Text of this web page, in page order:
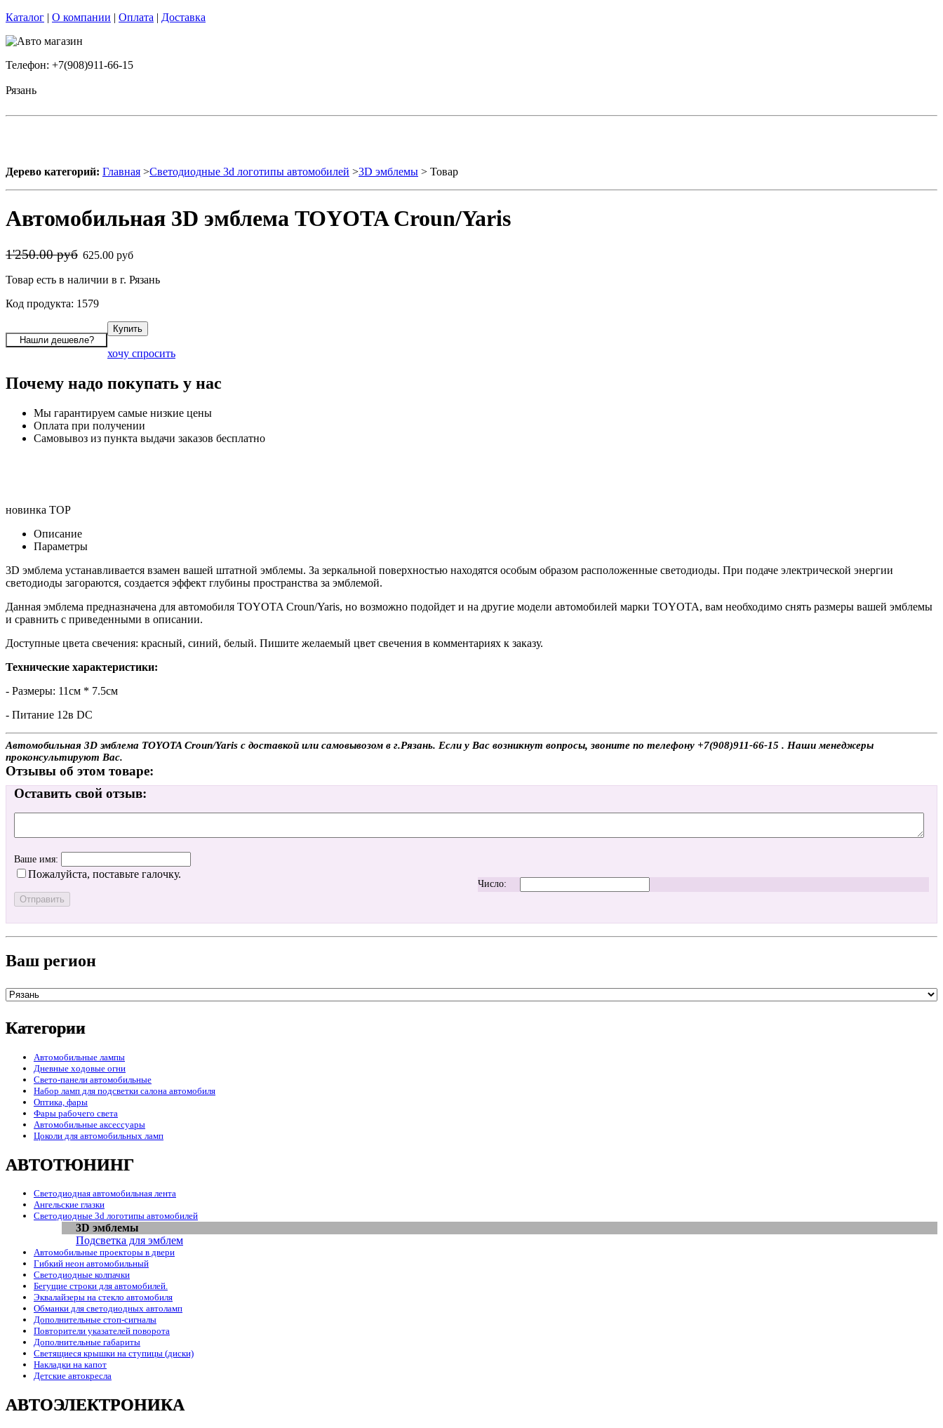
Каталог | О компании | Оплата | Доставка
Телефон: +7(908)911-66-15
Рязань
Дерево категорий: Главная >Светодиодные 3d логотипы автомобилей >3D эмблемы > Товар
Автомобильная 3D эмблема TOYOTA Croun/Yaris
1'250.00 руб 625.00 руб
Товар есть в наличии в г. Рязань
Код продукта: 1579
хочу спросить
Почему надо покупать у нас
Мы гарантируем самые низкие цены
Оплата при получении
Самовывоз из пункта выдачи заказов бесплатно
новинка TOP
Описание
Параметры
3D эмблема устанавливается взамен вашей штатной эмблемы. За зеркальной поверхностью находятся особым образом расположенные светодиоды. При подаче электрической энергии
светодиоды загораются, создается эффект глубины пространства за эмблемой.
Данная эмблема предназначена для автомобиля TOYOTA Croun/Yaris, но возможно подойдет и на другие модели автомобилей марки TOYOTA, вам необходимо снять размеры вашей эмблемы
и сравнить с приведенными в описании.
Доступные цвета свечения: красный, синий, белый. Пишите желаемый цвет свечения в комментариях к заказу.
Технические характеристики:
- Размеры: 11см * 7.5см
- Питание 12в DC
Автомобильная 3D эмблема TOYOTA Croun/Yaris с доставкой или самовывозом в г.Рязань. Если у Вас возникнут вопросы, звоните по телефону +7(908)911-66-15 . Наши менеджеры
проконсультируют Вас.
Отзывы об этом товаре:
Оставить свой отзыв:
Ваше имя:
Пожалуйста, поставьте галочку.
Число:
Ваш регион
Категории
Автомобильные лампы
Дневные ходовые огни
Свето-панели автомобильные
Набор ламп для подсветки салона автомобиля
Оптика, фары
Фары рабочего света
Автомобильные аксессуары
Цоколи для автомобильных ламп
АВТОТЮНИНГ
Светодиодная автомобильная лента
Ангельские глазки
Светодиодные 3d логотипы автомобилей
3D эмблемы
Подсветка для эмблем
Автомобильные проекторы в двери
Гибкий неон автомобильный
Светодиодные колпачки
Бегущие строки для автомобилей.
Эквалайзеры на стекло автомобиля
Обманки для светодиодных автоламп
Дополнительные стоп-сигналы
Повторители указателей поворота
Дополнительные габариты
Светящиеся крышки на ступицы (диски)
Накладки на капот
Детские автокресла
АВТОЭЛЕКТРОНИКА